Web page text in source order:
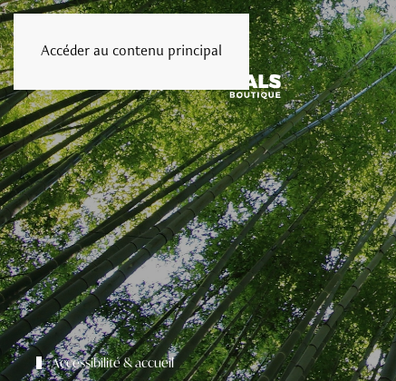
Accéder au contenu principal
Accessibilité & accueil